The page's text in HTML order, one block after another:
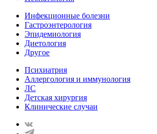
Инфекционные болезни
Гастроэнтерология
Эпидемиология
Диетология
Другое
Психиатрия
Аллергология и иммунология
ЛС
Детская хирургия
Клинические случаи